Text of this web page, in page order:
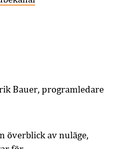
Bauer, programledare
överblick av nuläge,